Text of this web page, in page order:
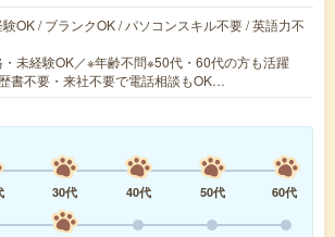
OK / ブランクOK / パソコンスキル不要 / 英語力不
・未経験OK／※年齢不問※50代・60代の方も活躍
書不要・来社不要で電話相談もOK…
30代 40代 50代
60代